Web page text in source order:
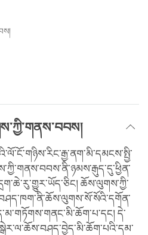
ཆོས་ལུགས་ཀྱི་
དེ་